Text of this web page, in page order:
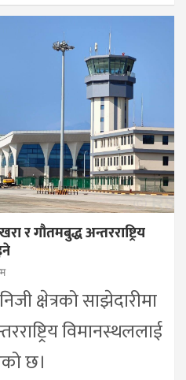
र गौतमबुद्ध अन्तरराष्ट्रिय
क्षेत्रको साझेदारीमा
विमानस्थललाई
छ।